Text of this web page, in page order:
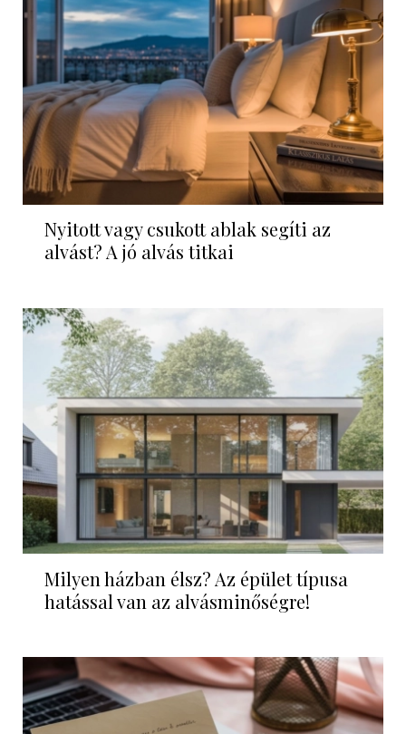
Nyitott vagy csukott ablak segíti az
alvást? A jó alvás titkai
Milyen házban élsz? Az épület típusa
hatással van az alvásminőségre!